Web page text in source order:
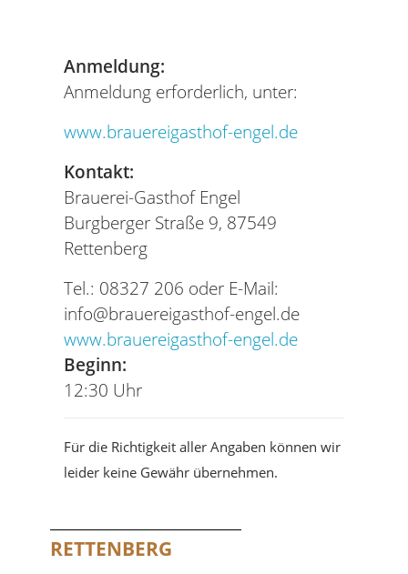
Anmeldung:
Anmeldung erforderlich, unter:
www.brauereigasthof-engel.de
Kontakt:
Brauerei-Gasthof Engel
Burgberger Straße 9, 87549
Rettenberg
Tel.: 08327 206 oder E-Mail:
info@brauereigasthof-engel.de
www.brauereigasthof-engel.de
Beginn:
12:30 Uhr
Für die Richtigkeit aller Angaben können wir
leider keine Gewähr übernehmen.
RETTENBERG